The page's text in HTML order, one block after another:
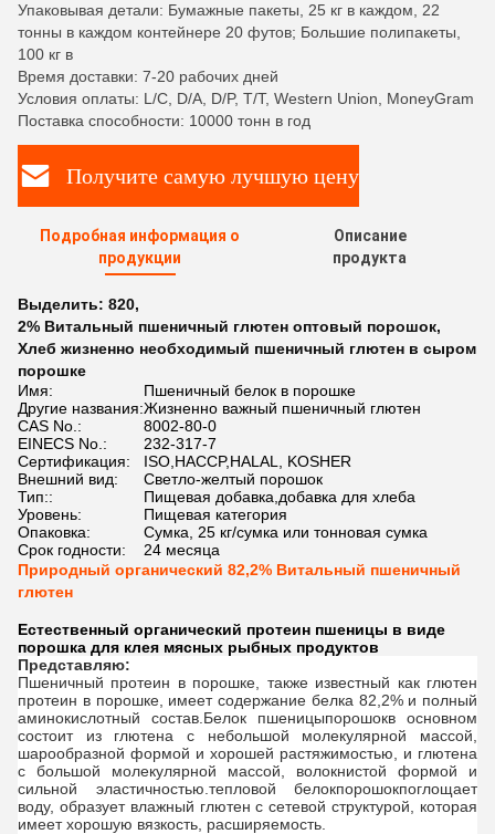
Упаковывая детали: Бумажные пакеты, 25 кг в каждом, 22
тонны в каждом контейнере 20 футов; Большие полипакеты,
100 кг в
Время доставки: 7-20 рабочих дней
Условия оплаты: L/C, D/A, D/P, T/T, Western Union, MoneyGram
Поставка способности: 10000 тонн в год
Получите самую лучшую цену
Подробная информация о
продукции
Описание
продукта
Выделить: 820,
2% Витальный пшеничный глютен оптовый порошок,
Хлеб жизненно необходимый пшеничный глютен в сыром
порошке
Имя:
Пшеничный белок в порошке
Другие названия:Жизненно важный пшеничный глютен
CAS No.:
8002-80-0
EINECS No.:
232-317-7
Сертификация:
ISO,HACCP,HALAL, KOSHER
Внешний вид:
Светло-желтый порошок
Тип::
Пищевая добавка,добавка для хлеба
Уровень:
Пищевая категория
Опаковка:
Сумка, 25 кг/сумка или тонновая сумка
Срок годности:
24 месяца
Природный органический 82,2% Витальный пшеничный
глютен
Естественный органический протеин пшеницы в виде
порошка для клея мясных рыбных продуктов
Представляю:
Пшеничный протеин в порошке, также известный как глютен
протеин в порошке, имеет содержание белка 82,2% и полный
аминокислотный состав. Белок пшеницыпорошокв основном
состоит из глютена с небольшой молекулярной массой,
шарообразной формой и хорошей растяжимостью, и глютена
с большой молекулярной массой, волокнистой формой и
сильной эластичностью. тепловой белокпорошокпоглощает
воду, образует влажный глютен с сетевой структурой, которая
имеет хорошую вязкость, расширяемость.